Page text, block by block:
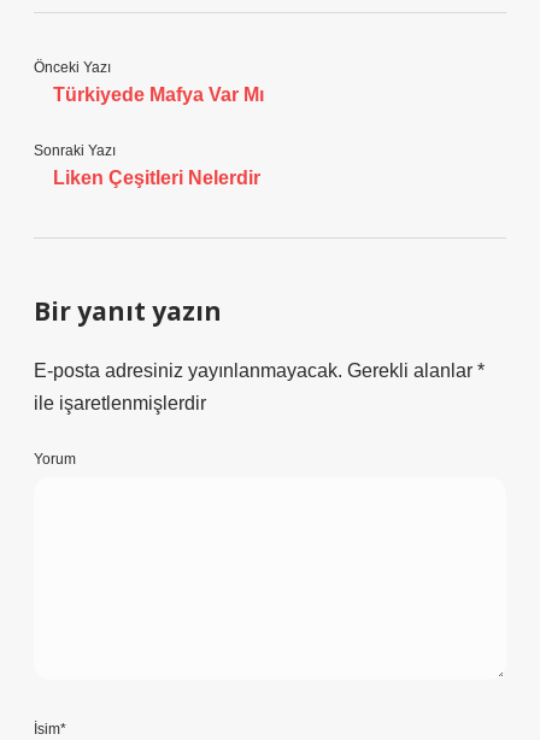
Önceki Yazı
Türkiyede Mafya Var Mı
Sonraki Yazı
Liken Çeşitleri Nelerdir
Bir yanıt yazın
E-posta adresiniz yayınlanmayacak. Gerekli alanlar *
ile işaretlenmişlerdir
Yorum
İsim*